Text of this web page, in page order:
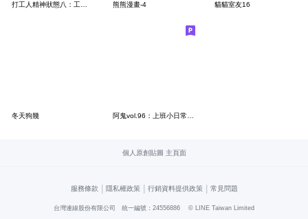
打工人精神狀態八：工作狂 熊熊漫畫-4 貓貓室友16
冬天狗幾
個人原創貼圖 主頁面
服務條款 | 隱私權政策 | 行銷資料提供政策 | 常見問題
台灣連線股份有限公司 統一編號：24556886 © LINE Taiwan Limited